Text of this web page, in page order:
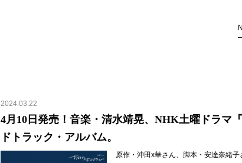
2024.03.22
4月10日発売！音楽・清水靖晃、NHK土曜ドラマ
ドトラック・アルバム。
原作・沖田x華さん、脚本・安達奈緒